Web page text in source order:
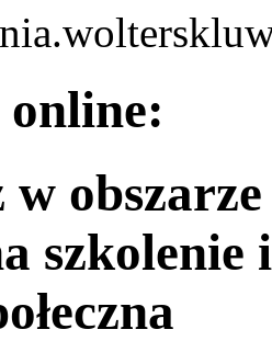
online:
szkolenie